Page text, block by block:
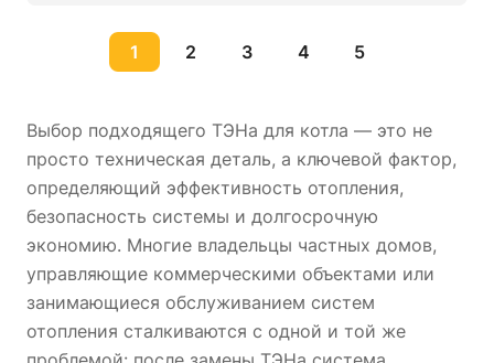
1 2 3 4 5
Выбор подходящего ТЭНа для котла — это не
просто техническая деталь, а ключевой фактор,
определяющий эффективность отопления,
безопасность системы и долгосрочную
экономию. Многие владельцы частных домов,
управляющие коммерческими объектами или
занимающиеся обслуживанием систем
отопления сталкиваются с одной и той же